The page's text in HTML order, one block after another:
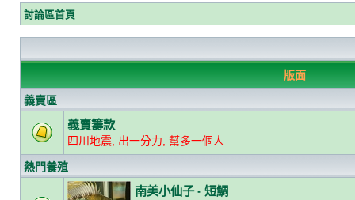
討論區首頁
版面
義賣區
義賣籌款
四川地震, 出一分力, 幫多一個人
熱門養殖
南美小仙子 - 短鯛